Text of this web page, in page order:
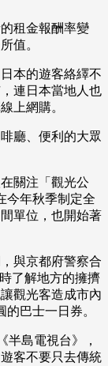
租金報酬率變
值。
本的遊客絡繹不
連日本當地人也
上網購。
廳、便利的大眾
關注「觀光公
今年秋季制定全
單位，也開始著
與京都府警察合
了解地方的擁擠
觀光客造成市內
巴士一日券。
半島電視台》，
客不要只去傳統